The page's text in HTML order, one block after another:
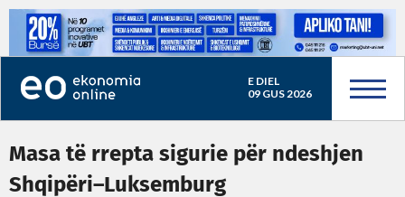
E DIEL
09 GUS 2026
Masa të rrepta sigurie për ndeshjen
Shqipëri–Luksemburg